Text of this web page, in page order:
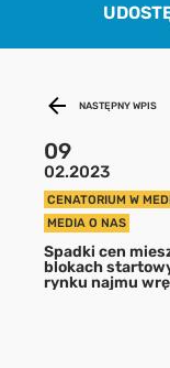
aby
Chcę
mail od
NASTĘPNY WPIS
09
02.2023
CENATORIUM W
MEDIA O NAS
Spadki cen
blokach
rynku najmu